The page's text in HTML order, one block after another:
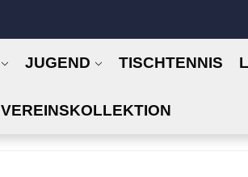
JUGEND TISCHTENNIS
VEREINSKOLLEKTION